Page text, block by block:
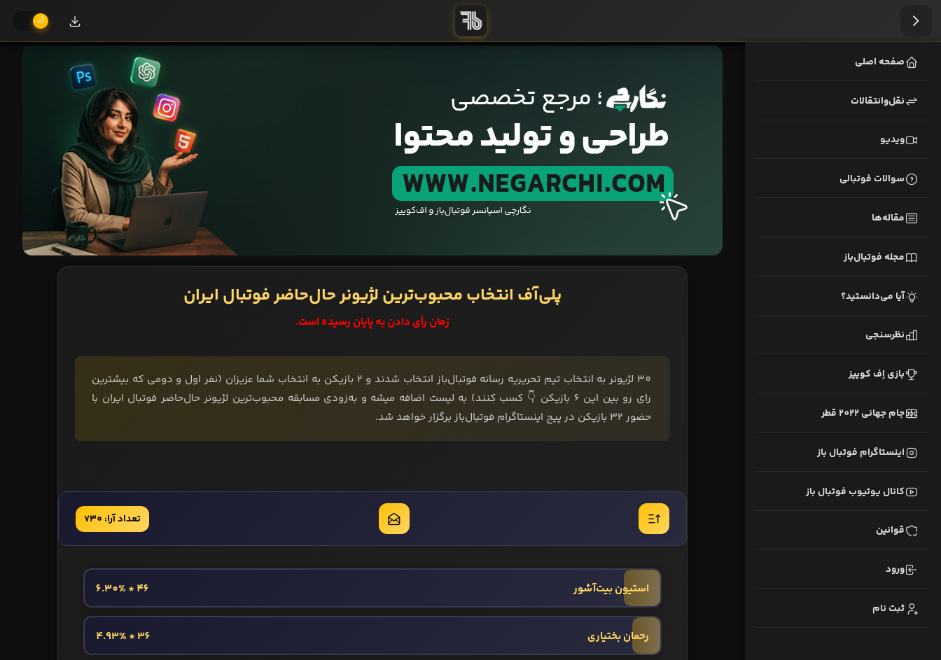
صفحه اصلی
نقل‌وانتقالات
ویدیو
سوالات فوتبالی
مقاله‌ها
مجله فوتبال‌باز
آیا می‌دانستید؟
نظرسنجی
بازی اِف کوییز
جام جهانی 2022 قطر
اینستاگرام فوتبال باز
کانال یوتیوب فوتبال باز
قوانین
ورود
ثبت نام
پلی‌آف انتخاب محبوب‌ترین لژیونر حال‌حاضر فوتبال ایران
زمان رأی دادن به پایان رسیده است.
30 لژیونر به انتخاب تیم تحریریه رسانه فوتبال‌باز انتخاب شدند و 2 بازیکن به انتخاب شما عزیزان (نفر اول و دومی که بیشترین
رای رو بین این 6 بازیکن 👇 کسب کنند) به لیست اضافه میشه و به‌زودی مسابقه محبوب‌ترین لژیونر حال‌حاضر فوتبال ایران با
حضور 32 بازیکن در پیج اینستاگرام فوتبال‌باز برگزار خواهد شد.
تعداد آرا: 730
استیون بیت‌آشور 46 * 6.30%
رحمان بختیاری 36 * 4.93%